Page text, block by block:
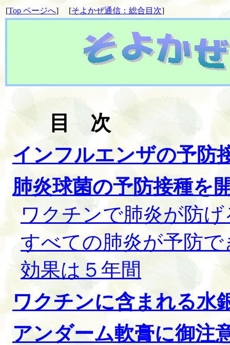
[Top ページへ] [そよかぜ通信：総合目次]
目 次
インフルエンザの予防
肺炎球菌の予防接種を
ワクチンで肺炎が防げ
すべての肺炎が予防
効果は５年間
ワクチンに含まれる水
アンダーム軟膏に御注